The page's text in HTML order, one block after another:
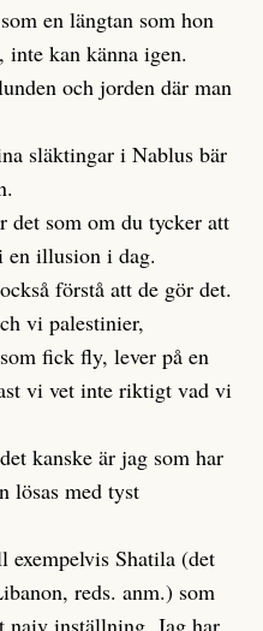
en längtan som hon
inte kan känna igen.
och jorden där man
släktingar i Nablus bär
det som om du tycker att
en illusion i dag.
förstå att de gör det.
vi palestinier,
fick fly, lever på en
vi vet inte riktigt vad vi
kanske är jag som har
lösas med tyst
exempelvis Shatila (det
reds. anm.) som